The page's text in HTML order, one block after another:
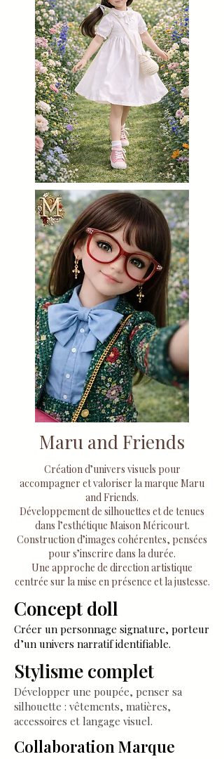
Maru and Friends
Création d’univers visuels pour
accompagner et valoriser la marque Maru
and Friends.
Développement de silhouettes et de tenues
dans l’esthétique Maison Méricourt.
Construction d’images cohérentes, pensées
pour s’inscrire dans la durée.
Une approche de direction artistique
centrée sur la mise en présence et la justesse.
Concept doll
Créer un personnage signature, porteur
d’un univers narratif identifiable.
Stylisme complet
Développer une poupée, penser sa
silhouette : vêtements, matières,
accessoires et langage visuel.
Collaboration Marque